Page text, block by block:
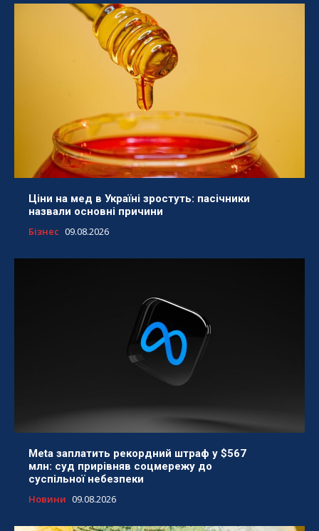
Ціни на мед в Україні зростуть: пасічники
назвали основні причини
Бізнес 09.08.2026
Meta заплатить рекордний штраф у $567
млн: суд прирівняв соцмережу до
суспільної небезпеки
Новини 09.08.2026